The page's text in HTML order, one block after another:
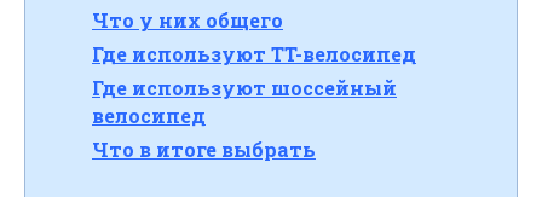
Что у них общего
Где используют TT-велосипед
Где используют шоссейный
велосипед
Что в итоге выбрать